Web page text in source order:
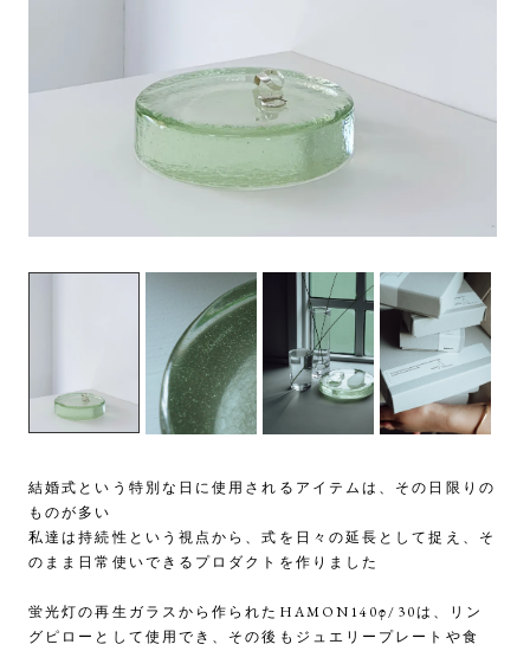
結婚式という特別な日に使用されるアイテムは、その日限りの
ものが多い
私達は持続性という視点から、式を日々の延長として捉え、そ
のまま日常使いできるプロダクトを作りました
蛍光灯の再生ガラスから作られたHAMON140φ/30は、リン
グピローとして使用でき、その後もジュエリープレートや食